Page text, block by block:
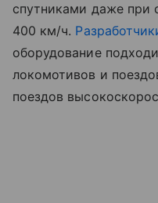
спутниками даже при
400 км/ч.
оборудование
локомотивов и
поездов